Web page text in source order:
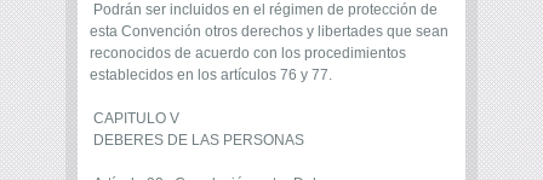
Podrán ser incluidos en el régimen de protección de
esta Convención otros derechos y libertades que sean
reconocidos de acuerdo con los procedimientos
establecidos en los artículos 76 y 77.
CAPITULO V
DEBERES DE LAS PERSONAS